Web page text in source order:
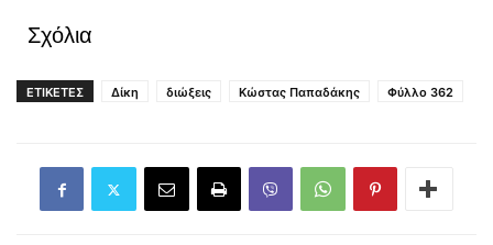
Σχόλια
ΕΤΙΚΕΤΕΣ Δίκη διώξεις Κώστας Παπαδάκης Φύλλο 362